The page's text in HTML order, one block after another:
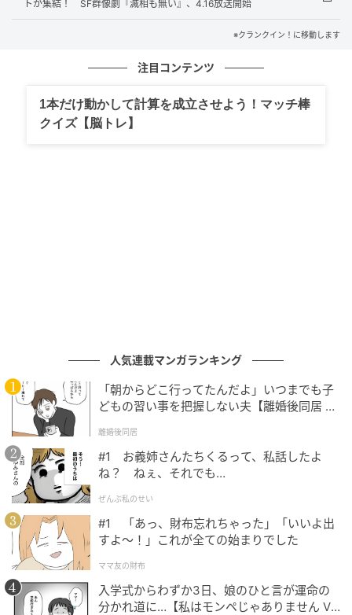
岡田将生は「最後に舞台に立ったのはもう何年も前の
話で随分と時間が経ってしまいました。今回、また舞
か台本を読ませて頂いてから心も体も緊張状態なんで
婦のリアリティを維持したまま物語が展開する様は、
さぞや覗いている感覚に陥ると思われます。このカン
気持ちで稽古、本番期間を過ごせればと思っていま
す」としている。
舞台『移民』は、2027年1月、東京芸術劇場シアター
イーストにて上演。
次の記事
菅田将暉「約3年ぶりのラジオ」 6.22放送
『オールナイトニッポンGOLD』でパーソナリ
ティに！
トが集結！ SF群像劇『滅相も無い』、4.16放送開始
※クランクイン！に移動します
注目コンテンツ
1本だけ動かして計算を成立させよう！マッチ棒
クイズ【脳トレ】
人気連載マンガランキング
「朝からどこ行ってたんだよ」いつまでも子
どもの習い事を把握しない夫【離婚後同居 Vo
離婚後同居
#1 お義姉さんたちくるって、私話したよ
ね？ ねぇ、それでも…
ぜんぶ私のせい
#1 「あっ、財布忘れちゃった」「いいよ出
すよ〜！」これが全ての始まりでした
ママ友の財布
入学式からわずか3日、娘のひと言が運命の
分かれ道に…【私はモンペじゃありません Vo